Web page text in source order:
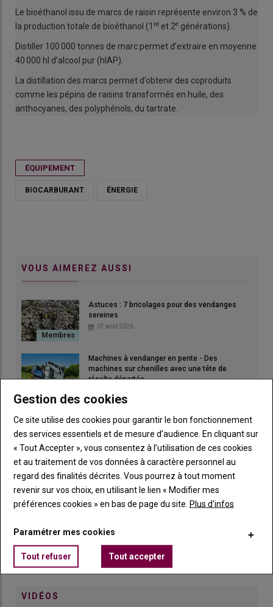
Le bioéthanol issu de marcs de raisin représente environ 3 % de
la production totale de bioéthanol (1 re et 2e générations).
Distiller 100 000 tonnes de marc permet d’extraire en moyenne
40 000 hl d’alcool pur (hlAP).
La distillation des marcs permet d’obtenir des coproduits
comme les pépins de raisins transformés en huile, des
anthocyanes, des polyphénols, du tartrate.
ÉQUIPEMENT
BIOCARBURANT ÉNERGIE
VOUS AIMEREZ AUSSI
Astuces : 7 bricolages pour des vendanges
sereines
07 août 2026
Machines à vendanger en pente - Des
machines sur chenilles avec une tête de
récolte déportée
En Alsace : « Une récolte plus sereine avec la
machine à vendanger spéciale pentes »
06 août 2026
AdBlue : comment évolue son prix ?
06 août 2026 MACHINISME
péristaltique manuelle respecte les jus »
05 août 2026
VIDÉOS
Gestion des cookies
Ce site utilise des cookies pour garantir le bon fonctionnement
des services essentiels et de mesure d’audience. En cliquant sur
« Tout Accepter », vous consentez à l’utilisation de ces cookies
et au traitement de vos données à caractère personnel au
regard des finalités décrites. Vous pourrez à tout moment
revenir sur vos choix, en utilisant le lien « Modifier mes
préférences cookies » en bas de page du site. Plus d'infos
Paramétrer mes cookies
Tout refuser Tout accepter